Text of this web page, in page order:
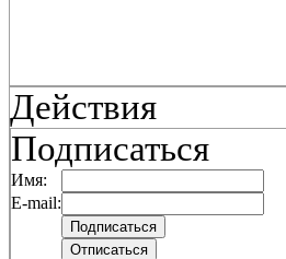
Действия
Подписаться
Имя:
E-mail: